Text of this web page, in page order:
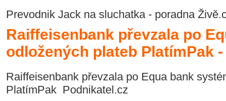
Prevodnik Jack na sluchatka - poradna
Raiffeisenbank převzala po
odložených plateb PlatímPak
Raiffeisenbank převzala po Equa bank
PlatímPak Podnikatel.cz